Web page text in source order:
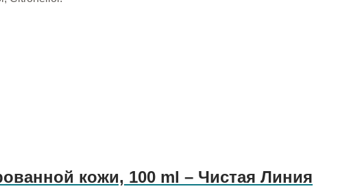
кожи, 100 ml – Чистая Линия